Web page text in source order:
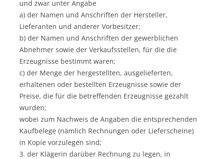
und zwar unter Angabe
a) der Namen und Anschriften der Hersteller,
Lieferanten und anderer Vorbesitzer;
b) der Namen und Anschriften der gewerblichen
Abnehmer sowie der Verkaufsstellen, für die die
Erzeugnisse bestimmt waren;
c) der Menge der hergestellten, ausgelieferten,
erhaltenen oder bestellten Erzeugnisse sowie der
Preise, die für die betreffenden Erzeugnisse gezahlt
wurden;
wobei zum Nachweis de Angaben die entsprechenden
Kaufbelege (nämlich Rechnungen oder Lieferscheine)
in Kopie vorzulegen sind;
3. der Klägerin darüber Rechnung zu legen, in